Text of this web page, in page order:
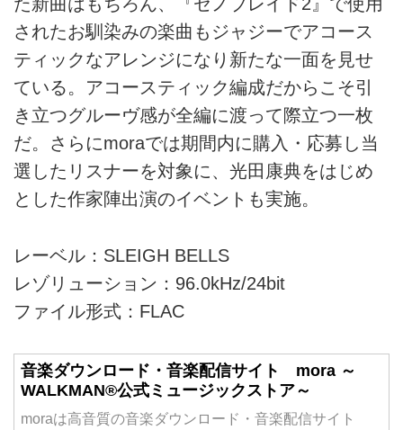
されたお馴染みの楽曲もジャジーでアコース
ティックなアレンジになり新たな一面を見せ
ている。アコースティック編成だからこそ引
き立つグルーヴ感が全編に渡って際立つ一枚
だ。さらにmoraでは期間内に購入・応募し当
選したリスナーを対象に、光田康典をはじめ
とした作家陣出演のイベントも実施。
レーベル：SLEIGH BELLS
レゾリューション：96.0kHz/24bit
ファイル形式：FLAC
音楽ダウンロード・音楽配信サイト mora ～
WALKMAN®公式ミュージックストア～
moraは高音質の音楽ダウンロード・音楽配信サイト